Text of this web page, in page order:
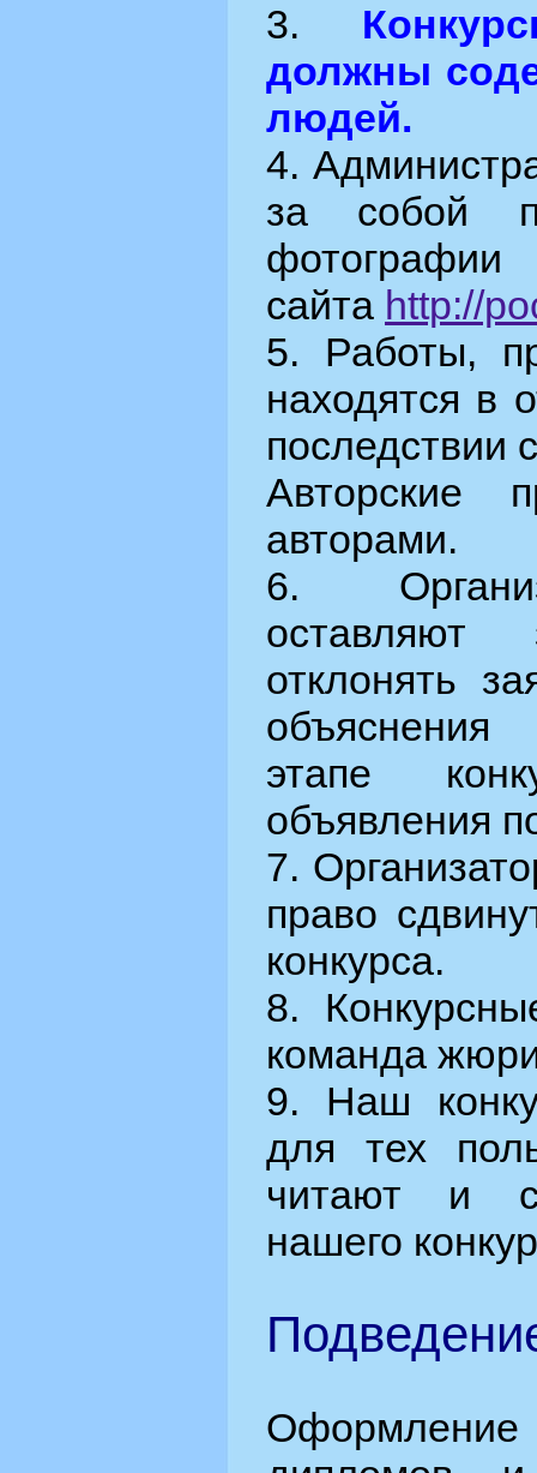
3.
должны
людей.
4.
за собой
сайта http://
5. Работы,
находятся в
последствии
Авторские
авторами.
6.
отклонять
этапе
объявления
7.
право
конкурса.
8.
команда
9. Наш
для тех
читают и
нашего